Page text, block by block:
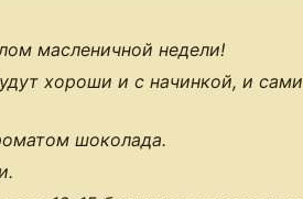
масленичной недели!
хороши и с начинкой, и сами
шоколада.